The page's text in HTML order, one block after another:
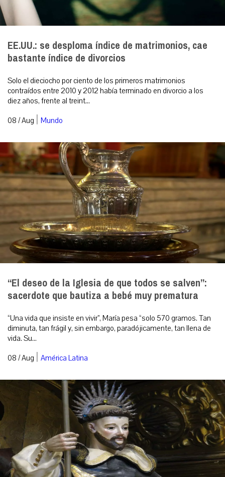
EE.UU.: se desploma índice de matrimonios, cae
bastante índice de divorcios
Solo el dieciocho por ciento de los primeros matrimonios
contraídos entre 2010 y 2012 había terminado en divorcio a los
diez años, frente al treint...
08 / Aug | Mundo
“El deseo de la Iglesia de que todos se salven”:
sacerdote que bautiza a bebé muy prematura
“Una vida que insiste en vivir”, María pesa “solo 570 gramos. Tan
diminuta, tan frágil y, sin embargo, paradójicamente, tan llena de
vida. Su...
08 / Aug | América Latina